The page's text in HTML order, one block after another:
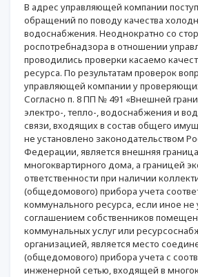
В адрес управляющей компании
обращений по поводу качества
водоснабжения. Неоднократно со
роспотребнадзора в отношении
проводились проверки касаемо
ресурса. По результатам проверок
управляющей компании у
Согласно п. 8 ПП № 491 «Внешней
электро-, тепло-, водоснабжения и
связи, входящих в состав общего
не установлено законодательством
Федерации, является внешняя
многоквартирного дома, а границей
ответственности при наличии
(общедомового) прибора учета
коммунального ресурса, если иное не
соглашением собственников
коммунальных услуг или
организацией, является место
(общедомового) прибора учета с
инженерной сетью, входящей в